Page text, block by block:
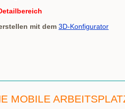
mit dem 3D-Konfigurator
MOBILE